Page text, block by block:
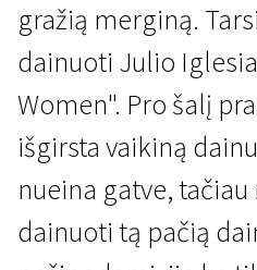
gražią merginą.
dainuoti Julio
Women". Pro šalį
išgirsta vaikiną
nueina gatve,
dainuoti tą pačią